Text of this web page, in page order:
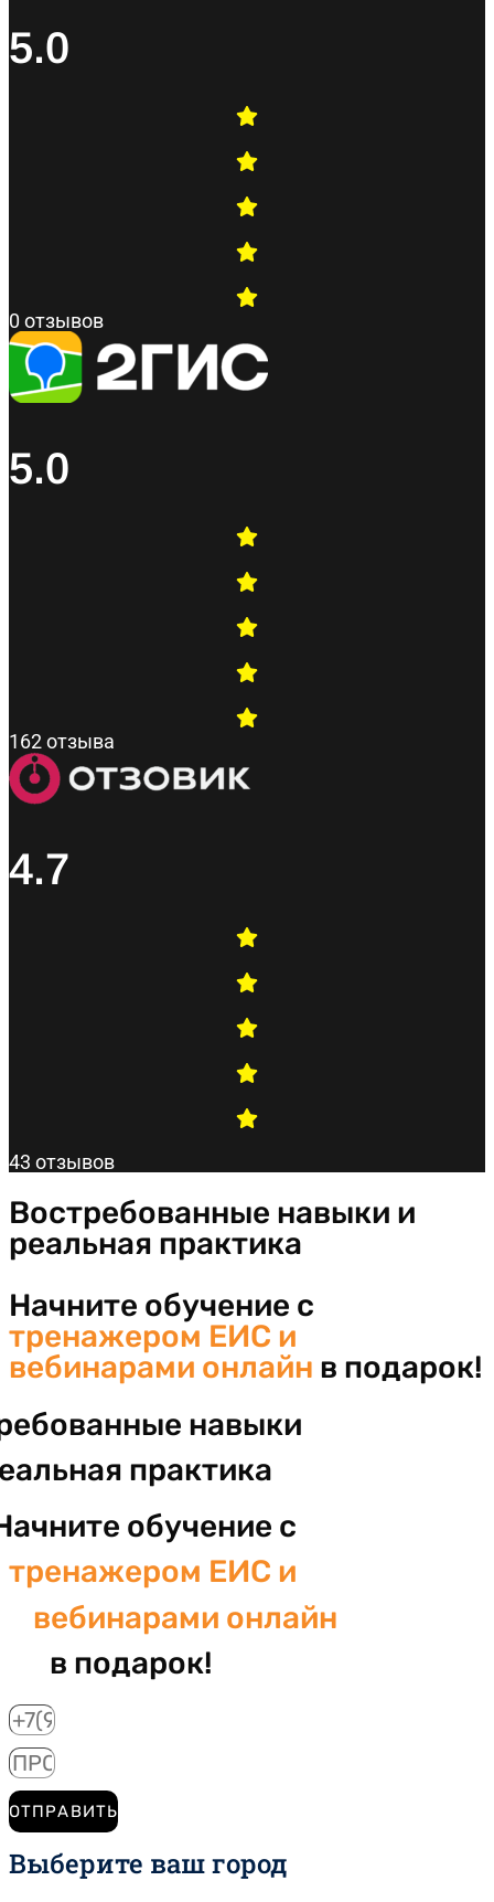
5.0
0 отзывов
5.0
162 отзыва
4.7
43 отзывов
Востребованные навыки и
реальная практика
Начните обучение с
тренажером ЕИС и
вебинарами онлайн в подарок!
навыки
практика
обучение с
тренажером ЕИС и
вебинарами онлайн
в подарок!
ОТПРАВИТЬ
Выберите ваш город